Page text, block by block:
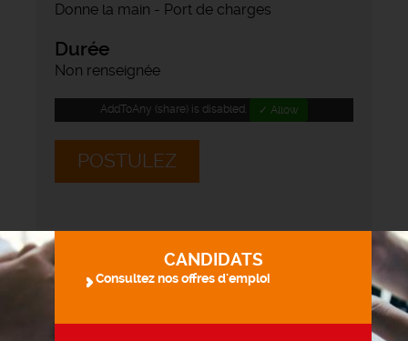
Donne la main - Port de charges
Durée
Non renseignée
AddToAny (share) is disabled. ✓ Allow
POSTULEZ
CANDIDATS
Consultez nos offres d'emploi